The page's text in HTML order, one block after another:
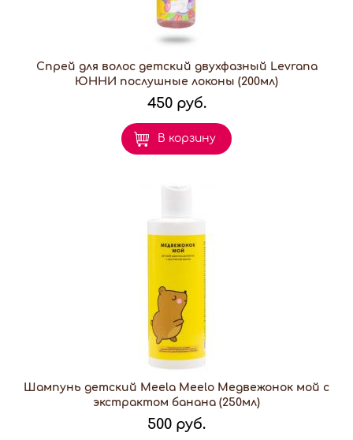
Спрей для волос детский двухфазный Levrana
ЮННИ послушные локоны (200мл)
450 руб.
В корзину
Шампунь детский Meela Meelo Медвежонок мой с
экстрактом банана (250мл)
500 руб.